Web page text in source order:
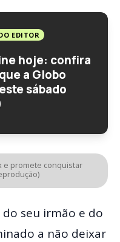
EDITOR
hoje: confira
a Globo
sábado
e promete conquistar
seu irmão e do
a não deixar